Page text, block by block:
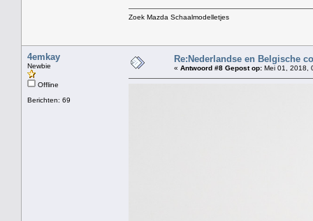
Zoek Mazda Schaalmodelletjes
4emkay
Newbie
Offline
Berichten: 69
Re:Nederlandse en Belgische
« Antwoord #8 Gepost op: Mei 01, 2018,